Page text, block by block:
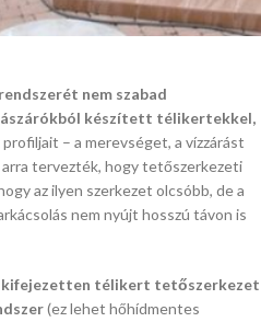
nem szabad
készített télikertekkel,
– a merevséget, a vízzárást
tervezték, hogy tetőszerkezeti
az ilyen szerkezet olcsóbb, de a
nem nyújt hosszú távon is
kifejezetten télikert tetőszerkezet
(ez lehet hőhídmentes